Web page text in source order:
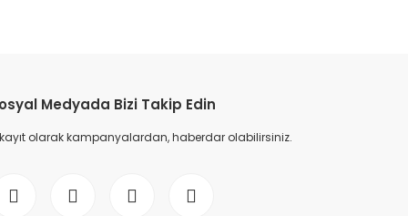
Medyada Bizi Takip Edin
olarak kampanyalardan, haberdar olabilirsiniz.